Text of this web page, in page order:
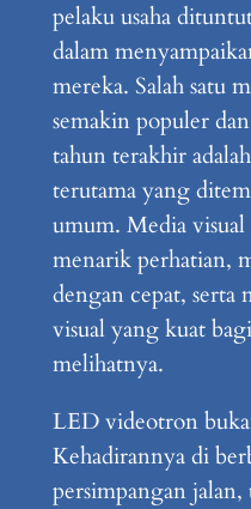
pelaku usaha
dalam
mereka. Salah satu
semakin populer
tahun terakhir
terutama yang
umum. Media
menarik perhatian,
dengan cepat, serta
visual yang kuat
melihatnya.
LED videotron
Kehadirannya di
persimpangan jalan,